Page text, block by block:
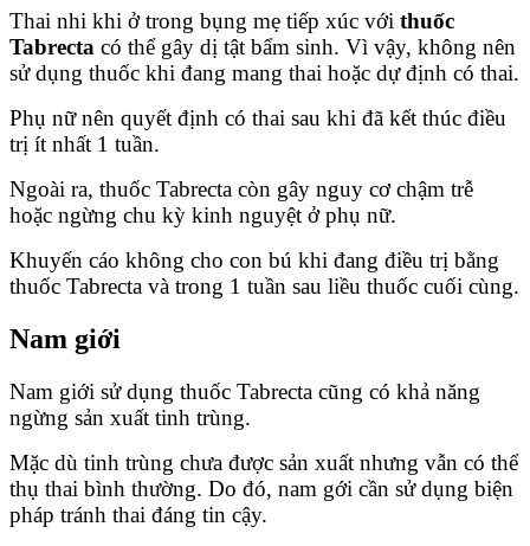
Thai nhi khi ở trong bụng mẹ tiếp xúc với thuốc
Tabrecta có thể gây dị tật bẩm sinh. Vì vậy, không nên
sử dụng thuốc khi đang mang thai hoặc dự định có thai.
Phụ nữ nên quyết định có thai sau khi đã kết thúc điều
trị ít nhất 1 tuần.
Ngoài ra, thuốc Tabrecta còn gây nguy cơ chậm trễ
hoặc ngừng chu kỳ kinh nguyệt ở phụ nữ.
Khuyến cáo không cho con bú khi đang điều trị bằng
thuốc Tabrecta và trong 1 tuần sau liều thuốc cuối cùng.
Nam giới
Nam giới sử dụng thuốc Tabrecta cũng có khả năng
ngừng sản xuất tinh trùng.
Mặc dù tinh trùng chưa được sản xuất nhưng vẫn có thể
thụ thai bình thường. Do đó, nam gới cần sử dụng biện
pháp tránh thai đáng tin cậy.